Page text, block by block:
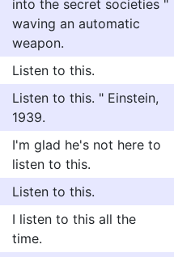
into the secret societies "
waving an automatic
weapon.
Listen to this.
Listen to this. " Einstein,
1939.
I'm glad he's not here to
listen to this.
Listen to this.
I listen to this all the
time.